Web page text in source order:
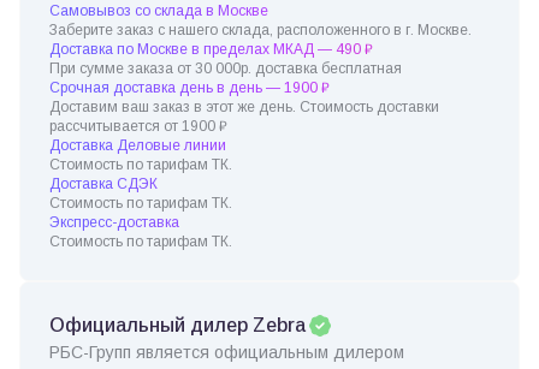
Самовывоз со склада в Москве
Заберите заказ с нашего склада, расположенного в г. Москве.
Доставка по Москве в пределах МКАД — 490 ₽
При сумме заказа от 30 000р. доставка бесплатная
Срочная доставка день в день — 1900 ₽
Доставим ваш заказ в этот же день. Стоимость доставки
рассчитывается от 1900 ₽
Доставка Деловые линии
Стоимость по тарифам ТК.
Доставка СДЭК
Стоимость по тарифам ТК.
Экспресс-доставка
Стоимость по тарифам ТК.
Официальный дилер Zebra
РБС-Групп является официальным дилером